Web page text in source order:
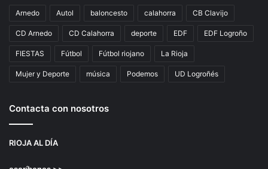
Arnedo Autol baloncesto calahorra CB Clavijo
CD Arnedo CD Calahorra deporte EDF EDF Logroño
FIESTAS Fútbol Fútbol riojano La Rioja
Mujer y Deporte música Podemos UD Logroñés
Contacta con nosotros
RIOJA AL DÍA